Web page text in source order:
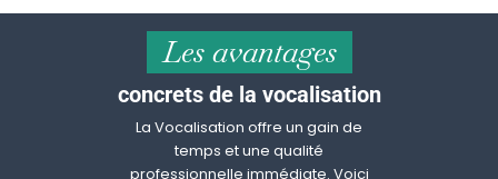
Les avantages
concrets de la vocalisation
La Vocalisation offre un gain de
temps et une qualité
professionnelle immédiate. Voici